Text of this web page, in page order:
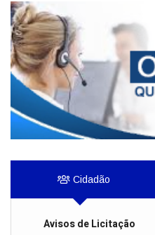
Cidadão
Avisos de Licitação